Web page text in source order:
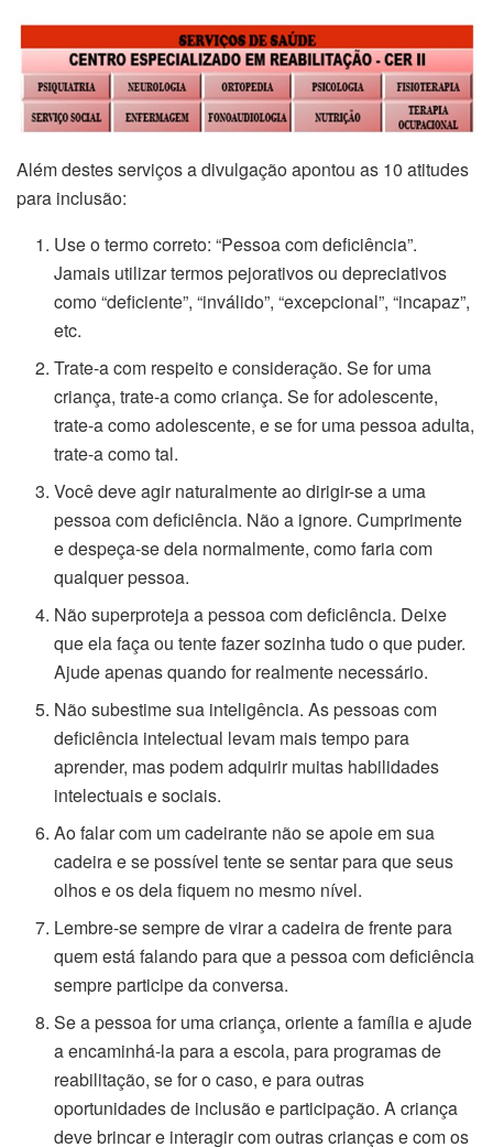
Além destes serviços a divulgação apontou as 10 atitudes
para inclusão:
Use o termo correto: “Pessoa com deficiência”.
Jamais utilizar termos pejorativos ou depreciativos
como “deficiente”, “inválido”, “excepcional”, “incapaz”,
etc.
Trate-a com respeito e consideração. Se for uma
criança, trate-a como criança. Se for adolescente,
trate-a como adolescente, e se for uma pessoa adulta,
trate-a como tal.
Você deve agir naturalmente ao dirigir-se a uma
pessoa com deficiência. Não a ignore. Cumprimente
e despeça-se dela normalmente, como faria com
qualquer pessoa.
Não superproteja a pessoa com deficiência. Deixe
que ela faça ou tente fazer sozinha tudo o que puder.
Ajude apenas quando for realmente necessário.
Não subestime sua inteligência. As pessoas com
deficiência intelectual levam mais tempo para
aprender, mas podem adquirir muitas habilidades
intelectuais e sociais.
Ao falar com um cadeirante não se apoie em sua
cadeira e se possível tente se sentar para que seus
olhos e os dela fiquem no mesmo nível.
Lembre-se sempre de virar a cadeira de frente para
quem está falando para que a pessoa com deficiência
sempre participe da conversa.
Se a pessoa for uma criança, oriente a família e ajude
a encaminhá-la para a escola, para programas de
reabilitação, se for o caso, e para outras
oportunidades de inclusão e participação. A criança
deve brincar e interagir com outras crianças e com os